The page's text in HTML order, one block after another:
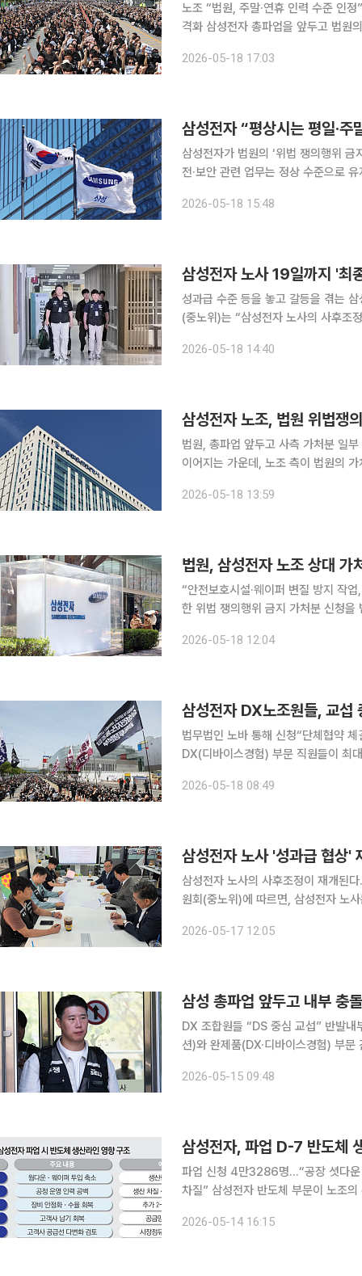
노조 “법원, 주말·연휴 인력 수준 인
격화 삼성전자 총파업을 앞두고 법원의 위법 쟁의행위 금지 가처분 결정을 둘러싼 노사 간 공방이
2026-05-18 17:03
삼성전자 “평상시는 평일·
삼성전자가 법원의 ‘위법 쟁의행위
전·보안 관련 업무는 정상 수준으로
는 이날 사내 공지문을 통해 “법원은
2026-05-18 15:48
삼성전자 노사 19일까지 '
성과급 수준 등을 놓고 갈등을 겪는 삼성전
(중노위)는 “삼성전자 노사의 사후
전부터 정부세종청사 중노위에서 회
2026-05-18 14:40
삼성전자 노조, 법원 위법쟁
법원, 총파업 앞두고 사측 가처분 일부 인용 삼성전자와 초기업노동조합 삼성전자
이어지는 가운데, 노조 측이 법원의
이날 수원지법 민사31부(신우정 부장
2026-05-18 13:59
법원, 삼성전자 노조 상대
“안전보호시설·웨이퍼 변질 방지 작업, 평상시 수준 유지해
한 위법 쟁의행위 금지 가처분 신청을
2026-05-18 12:04
삼성전자 DX노조원들, 교섭
법무법인 노바 통해 신청“단체협약 체결
DX(디바이스경험) 부문 직원들이 최
2026-05-18 08:49
삼성전자 노사 '성과급 협상'
삼성전자 노사의 사후조정이 재개된다. 사실
원회(중노위)에 따르면, 삼성전자 노
조정 2차 회의를 진행했으나 합의를
2026-05-17 12:05
삼성 총파업 앞두고 내부 충
DX 조합원들 “DS 중심 교섭” 반발내부 균열 속 법적 공방
션)와 완제품(DX·디바이스경험) 부
성전자지부(이하 초기업노조)를 상대
2026-05-15 09:48
파업 신청 4만3286명…“공장 셧다운
차질” 삼성전자 반도체 부문이 노조의 총파업 예고를 일주일 앞두고 비상관리 체제에 돌입했다. 반
손되면서 직간접 피해 규모가 최대
2026-05-14 16:15